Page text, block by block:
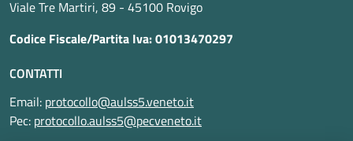
Viale Tre Martiri, 89 - 45100 Rovigo
Codice Fiscale/Partita Iva: 01013470297
CONTATTI
Email: protocollo@aulss5.veneto.it
Pec: protocollo.aulss5@pecveneto.it